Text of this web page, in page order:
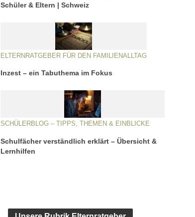
Schüler & Eltern | Schweiz
ELTERNRATGEBER FÜR DEN FAMILIENALLTAG
Inzest – ein Tabuthema im Fokus
SCHÜLERBLOG – TIPPS, THEMEN & EINBLICKE
Schulfächer verständlich erklärt – Übersicht &
Lernhilfen